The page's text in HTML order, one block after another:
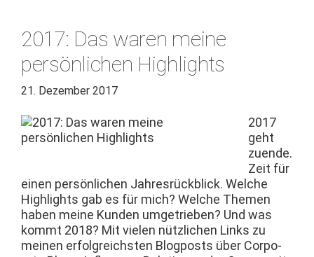
2017: Das waren meine
persönlichen Highlights
21. Dezember 2017
2017
geht
zuende.
Zeit für
einen per­sön­lichen Jahres­rück­blick. Welche
High­lights gab es für mich? Welche The­men
haben meine Kun­den umgetrieben? Und was
kommt 2018? Mit vie­len nüt­zlichen Links zu
meinen erfol­gre­ich­sten Blog­posts über Cor­po­